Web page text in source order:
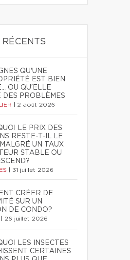
QU'UNE
EST BIEN
OU QU'ELLE
DES PROBLÈMES
2 août 2026
LE PRIX DES
RESTE-T-IL LE
UN TAUX
STABLE OU
31 juillet 2026
CRÉER DE
SUR UN
DE CONDO?
26 juillet 2026
LES INSECTES
CERTAINES